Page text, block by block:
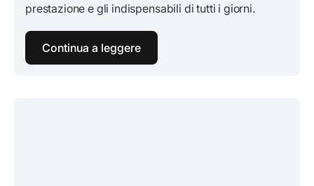
prestazione e gli indispensabili di tutti i giorni.
Continua a leggere